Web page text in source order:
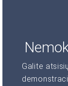
Galite